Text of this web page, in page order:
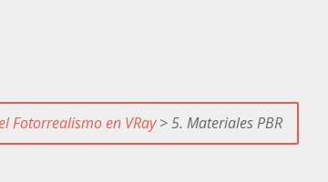
Fotorrealismo en VRay> 5. Materiales PBR